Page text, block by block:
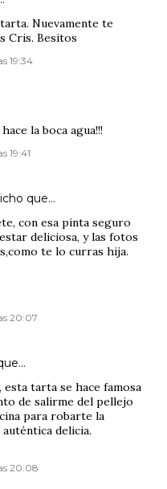
Nuevamente te
Cris. Besitos
19:34
la boca agua!!!
19:41
que…
con esa pinta seguro
deliciosa, y las fotos
te lo curras hija.
20:07
esta tarta se hace famosa
de salirme del pellejo
para robarte la
delicia.
20:08